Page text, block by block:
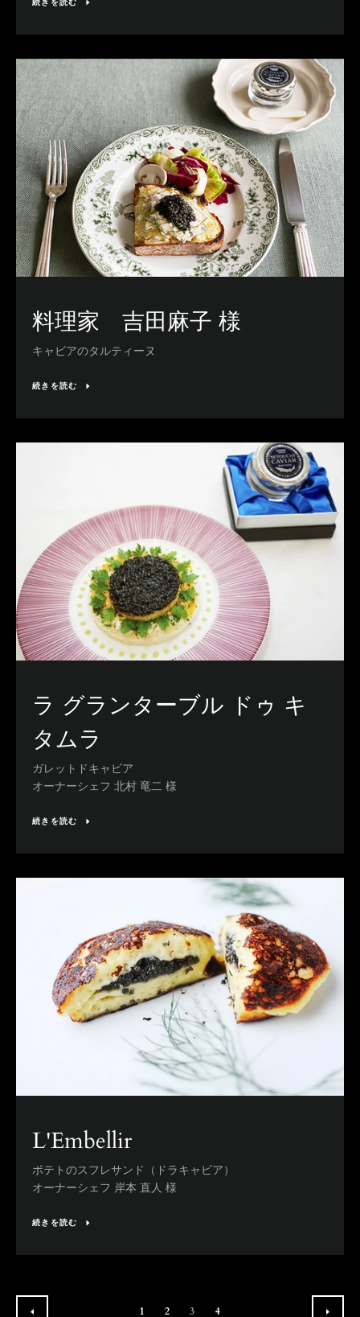
続きを読む
料理家 吉田麻子 様
キャビアのタルティーヌ
続きを読む
ラ グランターブル ドゥ キ
タムラ
ガレットドキャビア
オーナーシェフ 北村 竜二 様
続きを読む
L'Embellir
ポテトのスフレサンド（ドラキャビア）
オーナーシェフ 岸本 直人 様
続きを読む
1 2 3 4